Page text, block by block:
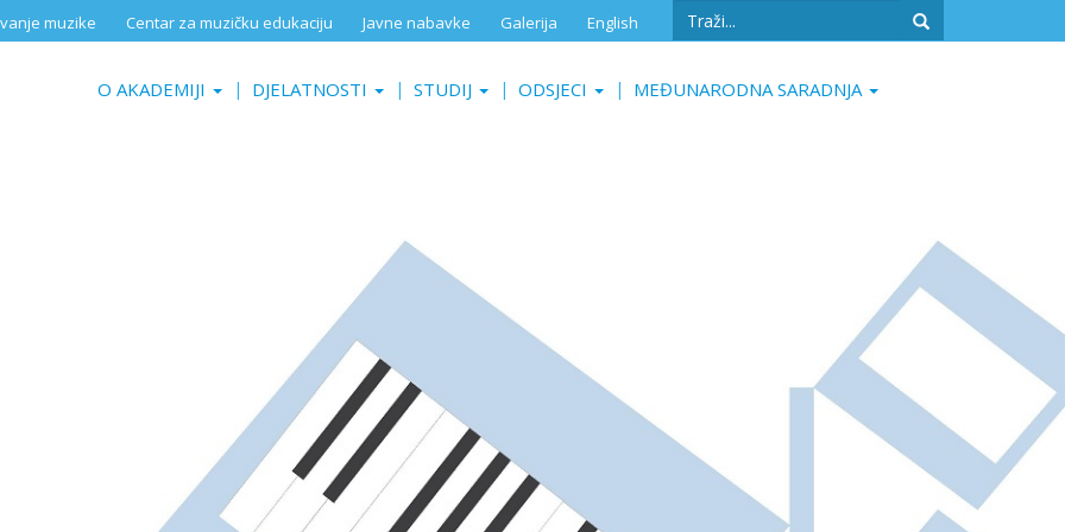
muzike Centar za muzičku edukaciju Javne nabavke Galerija English
Search
O AKADEMIJI DJELATNOSTI STUDIJ ODSJECI MEĐUNARODNA SARADNJA